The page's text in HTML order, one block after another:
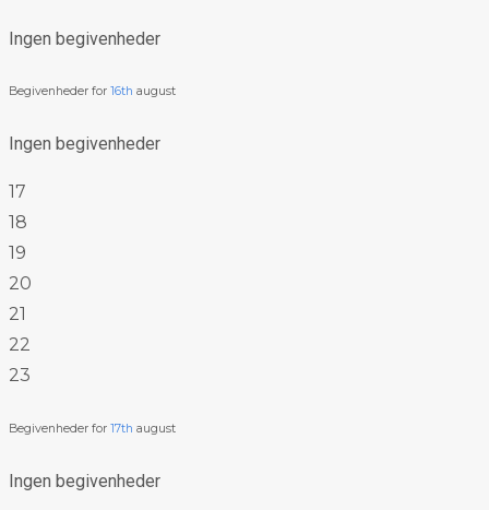
Ingen begivenheder
Begivenheder for 16th august
Ingen begivenheder
17
18
19
20
21
22
23
Begivenheder for 17th august
Ingen begivenheder